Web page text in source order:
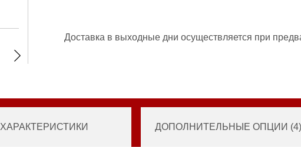
Доставка в выходные дни осуществляется при
ХАРАКТЕРИСТИКИ ДОПОЛНИТЕЛЬНЫЕ ОПЦИИ (4)